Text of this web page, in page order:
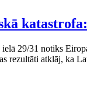
29/31 notiks
rezultāti atklāj, ka